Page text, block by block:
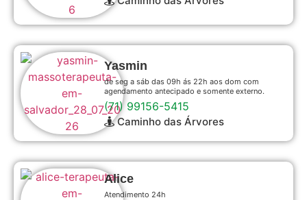
Yasmin
de seg a sáb das 09h ás 22h aos dom com
agendamento antecipado e somente externo.
(71) 99156-5415
Caminho das Árvores
Alice
Atendimento 24h